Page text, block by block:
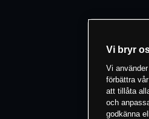
Vi bryr
Vi
förbättra
att tillåta
och
godkänna